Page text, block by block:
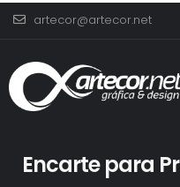
artecor@artecor.net
Encarte para